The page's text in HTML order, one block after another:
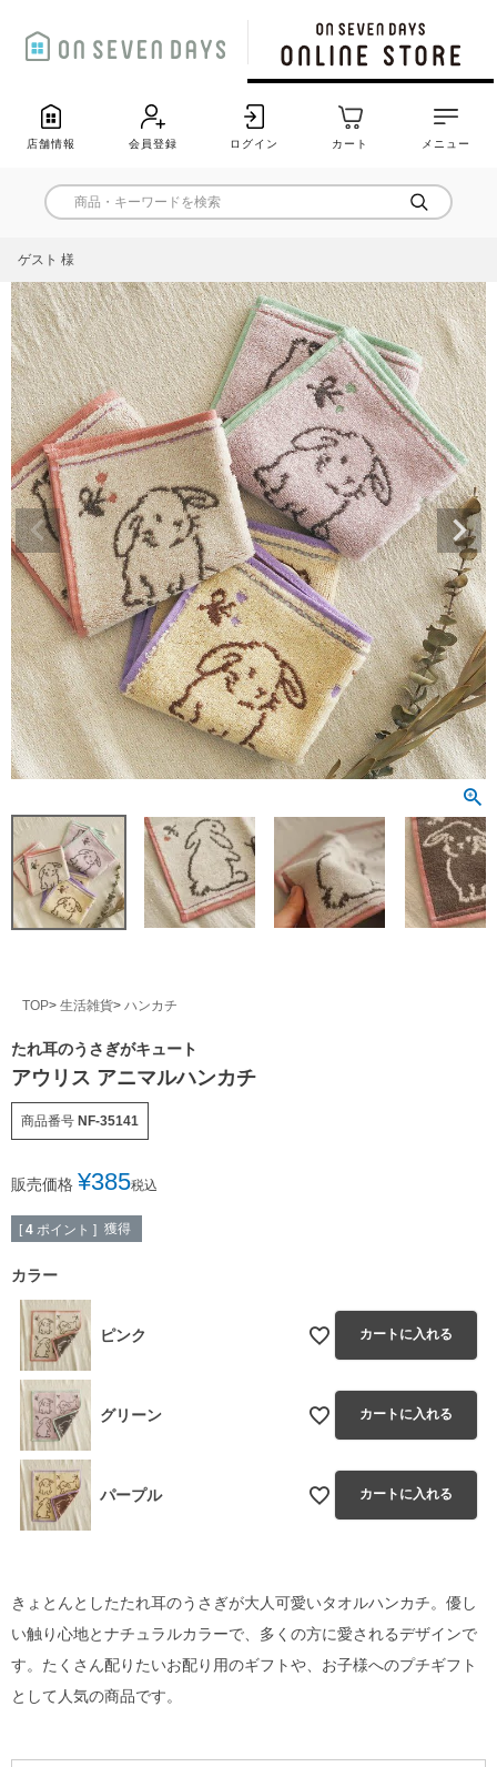
店舗情報 会員登録 ログイン カート メニュー
ゲスト 様
TOP 生活雑貨 ハンカチ
たれ耳のうさぎがキュート
アウリス アニマルハンカチ
商品番号 NF-35141
販売価格 ¥385税込
[ 4 ポイント ] 獲得
カラー
ピンク カートに入れる
グリーン カートに入れる
パープル カートに入れる
きょとんとしたたれ耳のうさぎが大人可愛いタオルハンカチ。優し
い触り心地とナチュラルカラーで、多くの方に愛されるデザインで
す。たくさん配りたいお配り用のギフトや、お子様へのプチギフト
として人気の商品です。